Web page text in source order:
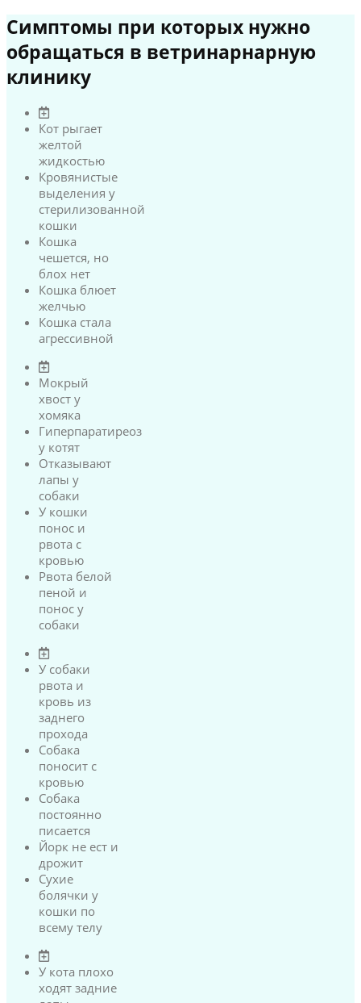
Симптомы при которых нужно
обращаться в ветринарнарную
клинику
Кот рыгает
желтой
жидкостью
Кровянистые
выделения у
стерилизованной
кошки
Кошка
чешется, но
блох нет
Кошка блюет
желчью
Кошка стала
агрессивной
Мокрый
хвост у
хомяка
Гиперпаратиреоз
у котят
Отказывают
лапы у
собаки
У кошки
понос и
рвота с
кровью
Рвота белой
пеной и
понос у
собаки
У собаки
рвота и
кровь из
заднего
прохода
Собака
поносит с
кровью
Собака
постоянно
писается
Йорк не ест и
дрожит
Сухие
болячки у
кошки по
всему телу
У кота плохо
ходят задние